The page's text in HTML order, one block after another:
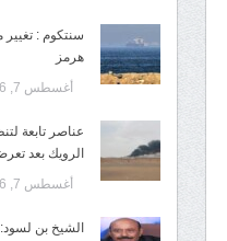
هرمز
أغسطس 7, 2026
عناصر تابعة
الرويك بعد
أغسطس 7, 2026
الشيخ بن